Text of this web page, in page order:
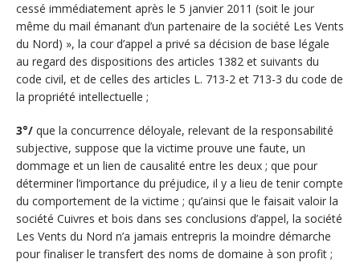
cessé immédiatement après le 5 janvier 2011 (soit le jour
même du mail émanant d’un partenaire de la société Les Vents
du Nord) », la cour d’appel a privé sa décision de base légale
au regard des dispositions des articles 1382 et suivants du
code civil, et de celles des articles L. 713-2 et 713-3 du code de
la propriété intellectuelle ;
3°/ que la concurrence déloyale, relevant de la responsabilité
subjective, suppose que la victime prouve une faute, un
dommage et un lien de causalité entre les deux ; que pour
déterminer l’importance du préjudice, il y a lieu de tenir compte
du comportement de la victime ; qu’ainsi que le faisait valoir la
société Cuivres et bois dans ses conclusions d’appel, la société
Les Vents du Nord n’a jamais entrepris la moindre démarche
pour finaliser le transfert des noms de domaine à son profit ;